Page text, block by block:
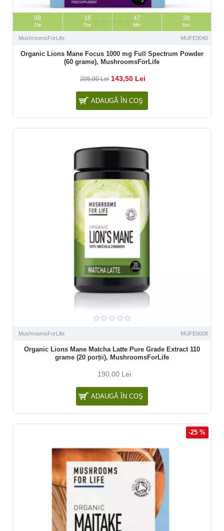
08
Zile
16
Ore
47
Min
37
Sec
MushroomsForLife MUFE0040
Organic Lions Mane Focus 1000 mg Full Spectrum Powder
(60 grame), MushroomsForLife
205,00 Lei 143,50 Lei
ADAUGĂ ÎN COŞ
MushroomsForLife MUFE0008
Organic Lions Mane Matcha Latte Pure Grade Extract 110
grame (20 porții), MushroomsForLife
190,00 Lei
ADAUGĂ ÎN COŞ
-25 %